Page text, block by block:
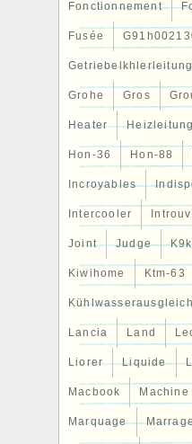
Fonctionnement
Fusée
Grohe Gros
Heater
Hon-36 Hon-88
Incroyables
Intercooler
Joint Judge
Kiwihome Ktm-63
Lancia Land
Liorer Liquide
Macbook Machine
Marquage